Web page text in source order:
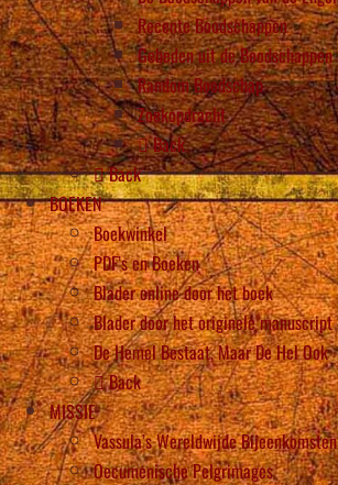
Recente Boodschappen
Gebeden uit de Boodschappen
Random Boodschap
Zoekopdracht
Back
Back
BOEKEN
Boekwinkel
PDF’s en Boeken
Blader online door het boek
Blader door het originele manuscript
De Hemel Bestaat, Maar De Hel Ook
Back
MISSIE
Vassula’s Wereldwijde Bijeenkomsten
Oecumenische Pelgrimages